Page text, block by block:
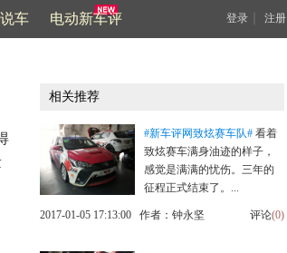
车 电动新车评 登录 注册
相关推荐
#新车评网致炫赛车队# 看着
致炫赛车满身油迹的样子，
感觉是满满的忧伤。三年的
征程正式结束了。...
评论(0)
2017-01-05 17:13:00 作者：钟永坚